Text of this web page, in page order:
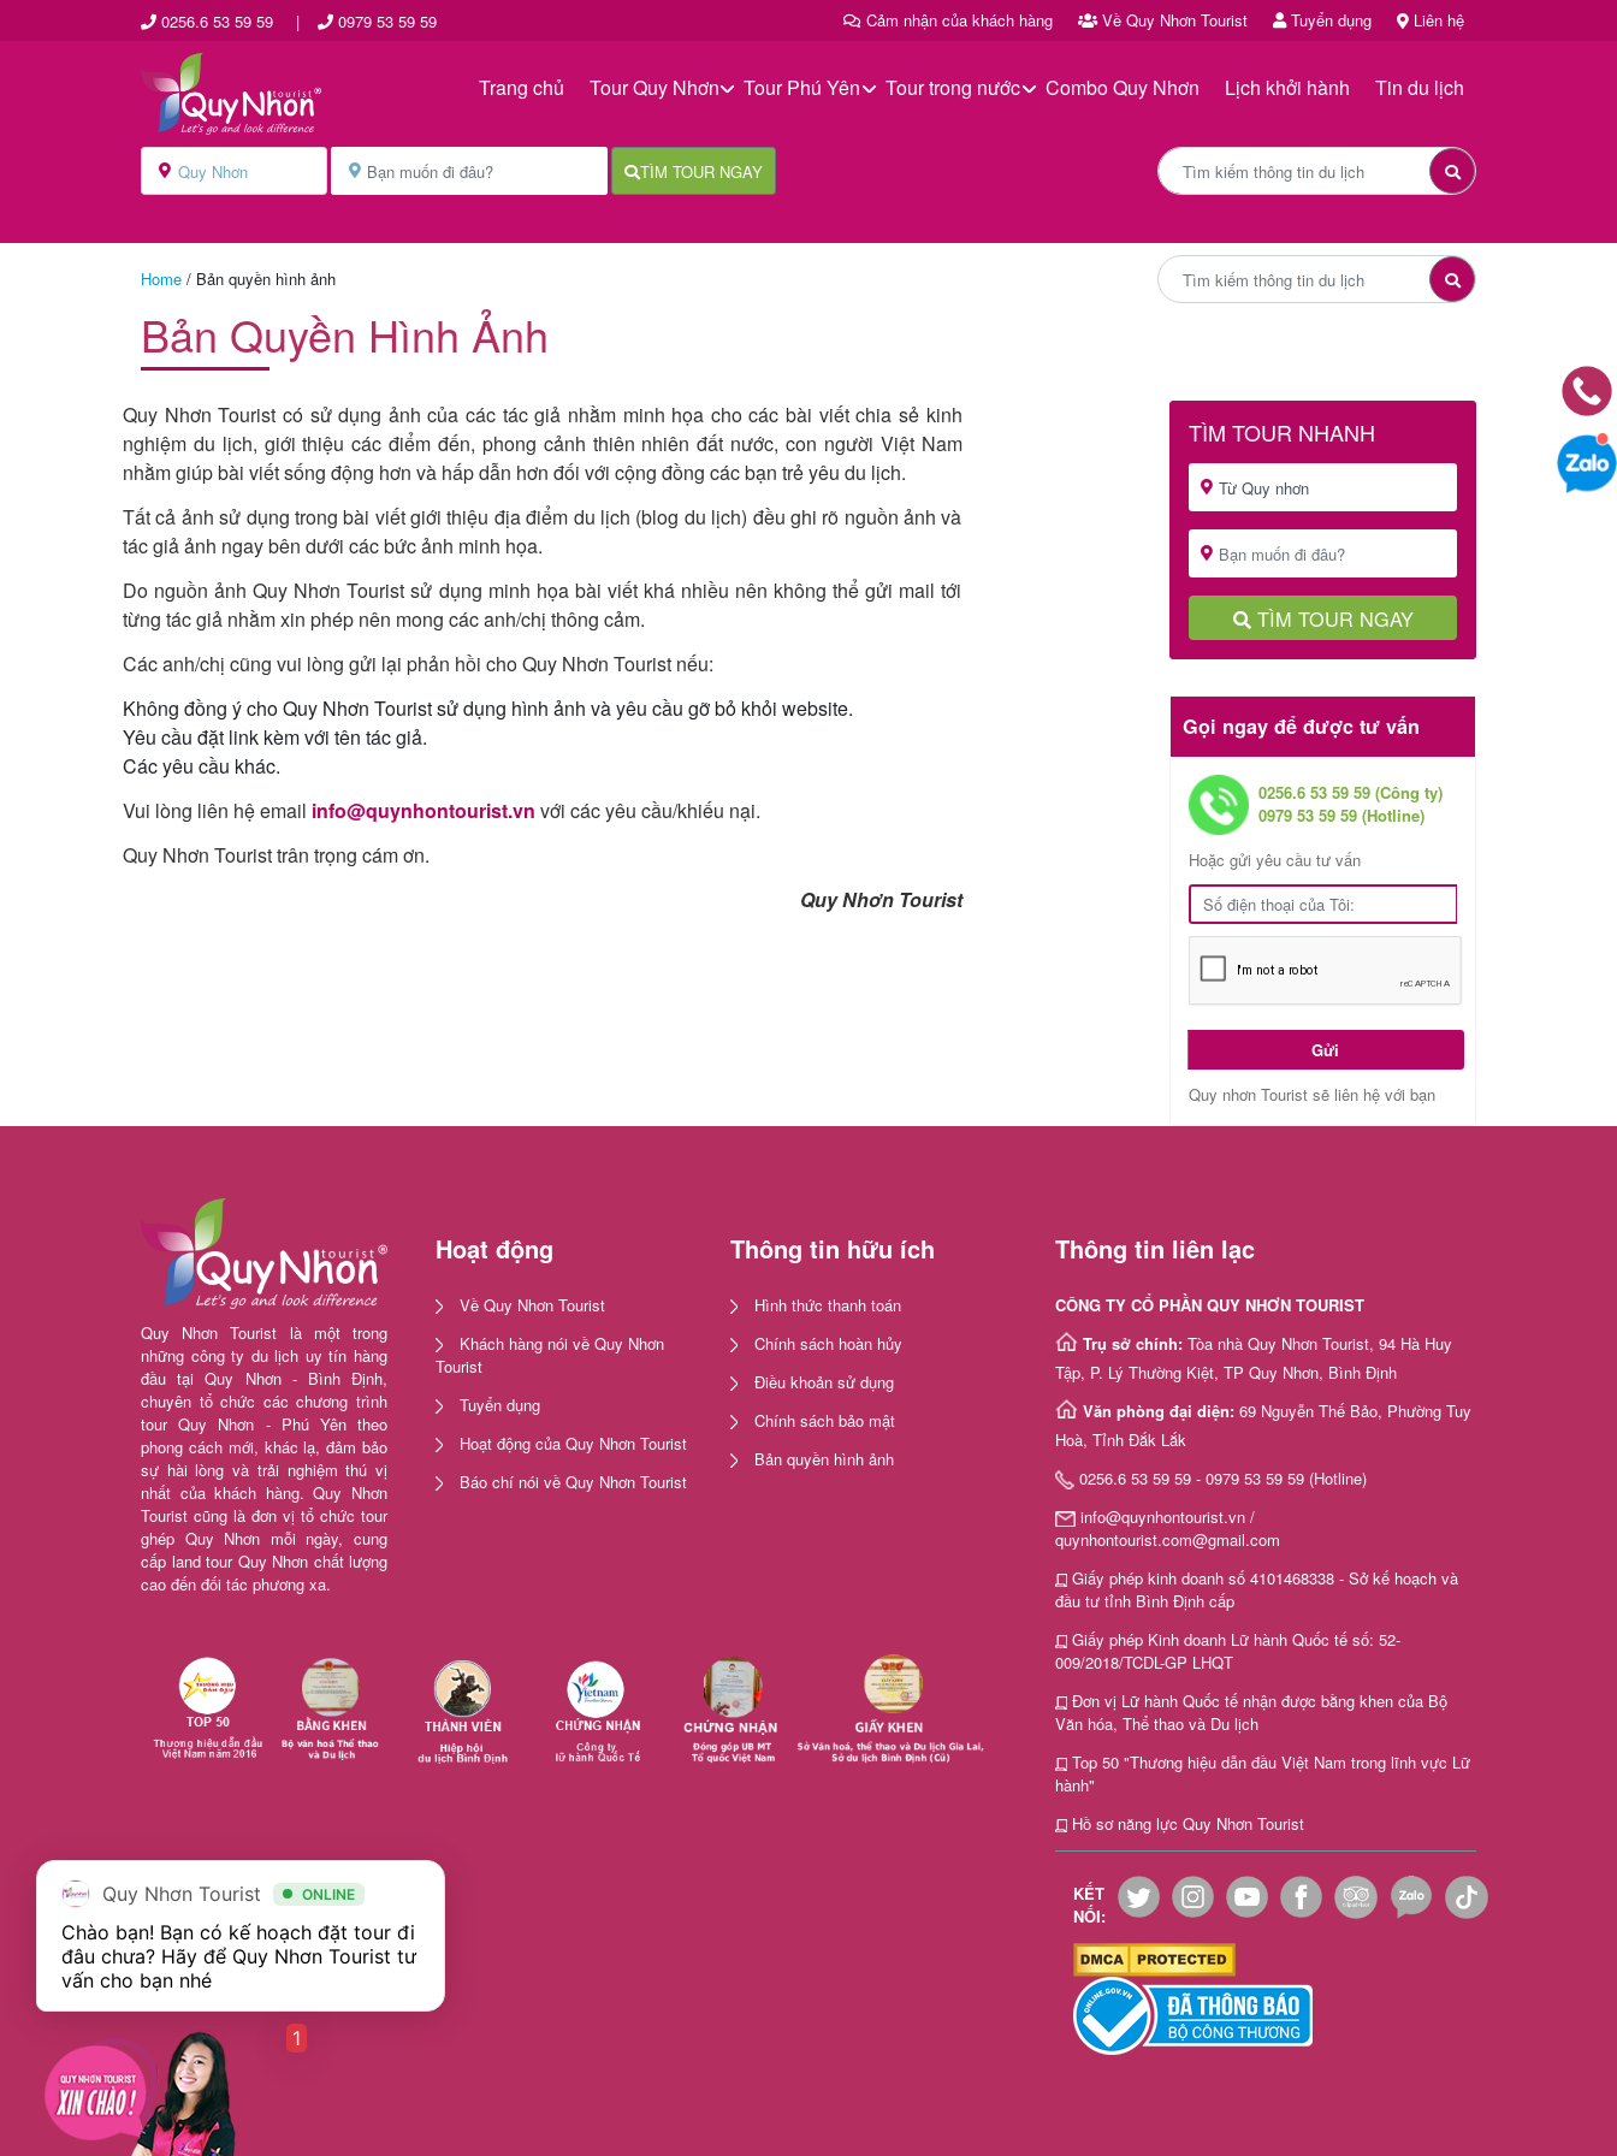
0256.6 53 59 59 | 0979 53 59 59 Cảm nhận của khách hàng Về Quy Nhơn Tourist Tuyển dụng Liên hệ
Trang chủ Tour Quy Nhơn Tour Phú Yên Tour trong nước Combo Quy Nhơn Lịch khởi hành Tin du lịch
TÌM TOUR NGAY
Home / Bản quyền hình ảnh
Bản Quyền Hình Ảnh
Quy Nhơn Tourist có sử dụng ảnh của các tác giả nhằm minh họa cho các bài viết chia sẻ kinh
nghiệm du lịch, giới thiệu các điểm đến, phong cảnh thiên nhiên đất nước, con người Việt Nam
nhằm giúp bài viết sống động hơn và hấp dẫn hơn đối với cộng đồng các bạn trẻ yêu du lịch.
Tất cả ảnh sử dụng trong bài viết giới thiệu địa điểm du lịch (blog du lịch) đều ghi rõ nguồn ảnh và
tác giả ảnh ngay bên dưới các bức ảnh minh họa.
Do nguồn ảnh Quy Nhơn Tourist sử dụng minh họa bài viết khá nhiều nên không thể gửi mail tới
từng tác giả nhằm xin phép nên mong các anh/chị thông cảm.
Các anh/chị cũng vui lòng gửi lại phản hồi cho Quy Nhơn Tourist nếu:
Không đồng ý cho Quy Nhơn Tourist sử dụng hình ảnh và yêu cầu gỡ bỏ khỏi website.
Yêu cầu đặt link kèm với tên tác giả.
Các yêu cầu khác.
Vui lòng liên hệ email info@quynhontourist.vn với các yêu cầu/khiếu nại.
Quy Nhơn Tourist trân trọng cám ơn.
Quy Nhơn Tourist
TÌM TOUR NHANH
TÌM TOUR NGAY
Gọi ngay để được tư vấn
0256.6 53 59 59 (Công ty)
0979 53 59 59 (Hotline)
Hoặc gửi yêu cầu tư vấn
Gửi
Quy nhơn Tourist sẽ liên hệ với bạn
Quy Nhơn Tourist là một trong
những công ty du lịch uy tín hàng
đầu tại Quy Nhơn - Bình Định,
chuyên tổ chức các chương trình
tour Quy Nhơn - Phú Yên theo
phong cách mới, khác lạ, đảm bảo
sự hài lòng và trải nghiệm thú vị
nhất của khách hàng. Quy Nhơn
Tourist cũng là đơn vị tổ chức tour
ghép Quy Nhơn mỗi ngày, cung
cấp land tour Quy Nhơn chất lượng
cao đến đối tác phương xa.
Hoạt động
Về Quy Nhơn Tourist
Khách hàng nói về Quy Nhơn
Tourist
Tuyển dụng
Hoạt động của Quy Nhơn Tourist
Báo chí nói về Quy Nhơn Tourist
Thông tin hữu ích
Hình thức thanh toán
Chính sách hoàn hủy
Điều khoản sử dụng
Chính sách bảo mật
Bản quyền hình ảnh
Thông tin liên lạc
CÔNG TY CỔ PHẦN QUY NHƠN TOURIST
Trụ sở chính: Tòa nhà Quy Nhơn Tourist, 94 Hà Huy
Tập, P. Lý Thường Kiệt, TP Quy Nhơn, Bình Định
Văn phòng đại diện: 69 Nguyễn Thế Bảo, Phường Tuy
Hoà, Tỉnh Đắk Lắk
0256.6 53 59 59 - 0979 53 59 59 (Hotline)
info@quynhontourist.vn /
quynhontourist.com@gmail.com
Giấy phép kinh doanh số 4101468338 - Sở kế hoạch và
đầu tư tỉnh Bình Định cấp
Giấy phép Kinh doanh Lữ hành Quốc tế số: 52-
009/2018/TCDL-GP LHQT
Đơn vị Lữ hành Quốc tế nhận được bằng khen của Bộ
Văn hóa, Thể thao và Du lịch
Top 50 "Thương hiệu dẫn đầu Việt Nam trong lĩnh vực Lữ
hành"
Hồ sơ năng lực Quy Nhơn Tourist
KẾT
NỐI:
Quy Nhơn Tourist ONLINE
Chào bạn! Bạn có kế hoạch đặt tour đi
đâu chưa? Hãy để Quy Nhơn Tourist tư
1